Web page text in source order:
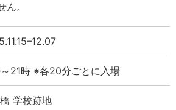
。
21時 ※各20分ごとに入場
学校跡地